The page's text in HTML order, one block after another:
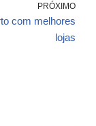
PRÓXIMO
com melhores
lojas